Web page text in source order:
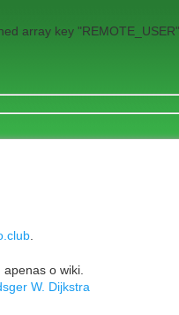
array key
o wiki.
W. Dijkstra